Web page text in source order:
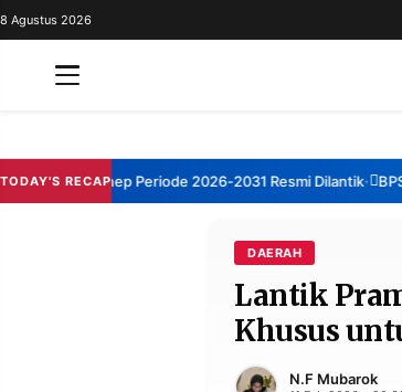
REDAKSI
8 Agustus 2026
TODAY'S RECAP
Sumenep Periode 2026-2031 Resmi Dilantik• BPS:
DAERAH
Lantik
Khusus
N.F Mubarok